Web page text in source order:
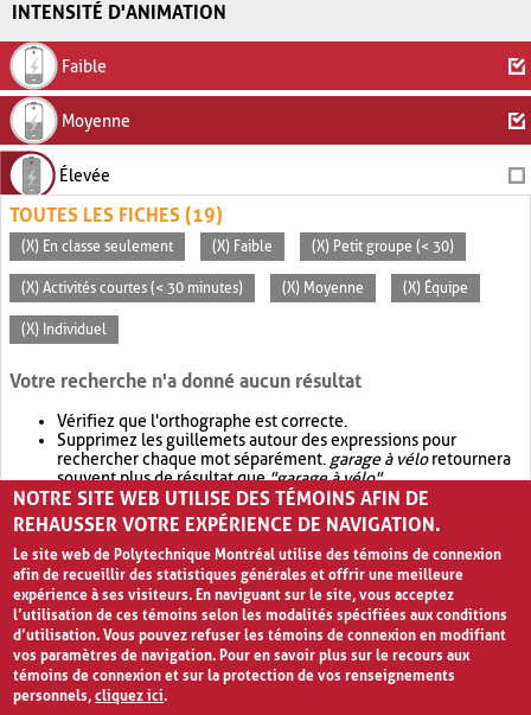
INTENSITÉ D'ANIMATION
Faible
Moyenne
Élevée
TOUTES LES FICHES (19)
(X) En classe seulement (X) Faible (X) Petit groupe (< 30)
(X) Activités courtes (< 30 minutes) (X) Moyenne (X) Équipe
(X) Individuel
Votre recherche n'a donné aucun résultat
Vérifiez que l'orthographe est correcte.
Supprimez les guillemets autour des expressions pour
rechercher chaque mot séparément. garage à véloretournera
souvent plus de résultat que"garage à vélo".
Envisagez d'élargir votre recherche avec OR.garage OR vélo
retournera souvent plus de résultat quegarage à vélo
NOTRE SITE WEB UTILISE DES TÉMOINS AFIN DE
REHAUSSER VOTRE EXPÉRIENCE DE NAVIGATION.
Le site web de Polytechnique Montréal utilise des témoins de connexion
afin de recueillir des statistiques générales et offrir une meilleure
expérience à ses visiteurs. En naviguant sur le site, vous acceptez
l’utilisation de ces témoins selon les modalités spécifiées aux conditions
d’utilisation. Vous pouvez refuser les témoins de connexion en modifiant
vos paramètres de navigation. Pour en savoir plus sur le recours aux
témoins de connexion et sur la protection de vos renseignements
personnels,cliquez ici.